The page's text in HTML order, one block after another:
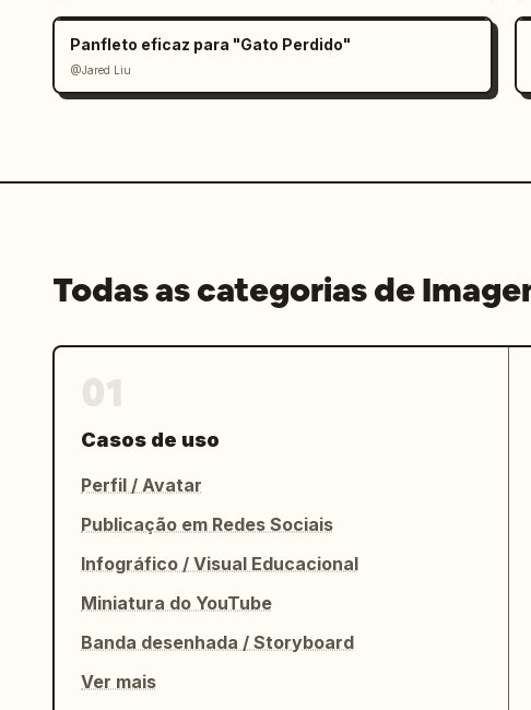
Panfleto eficaz para "Gato Perdido"
@Jared Liu
Todas as categorias de
Casos de uso
Perfil / Avatar
Publicação em Redes Sociais
Infográfico / Visual Educacional
Miniatura do YouTube
Banda desenhada / Storyboard
Ver mais